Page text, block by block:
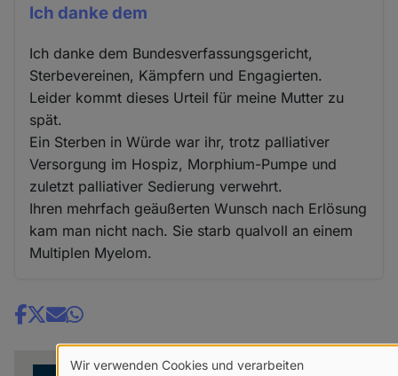
Ich danke dem
Ich danke dem Bundesverfassungsgericht,
Sterbevereinen, Kämpfern und Engagierten.
Leider kommt dieses Urteil für meine Mutter zu
spät.
Ein Sterben in Würde war ihr, trotz palliativer
Versorgung im Hospiz, Morphium-Pumpe und
zuletzt palliativer Sedierung verwehrt.
Ihren mehrfach geäußerten Wunsch nach Erlösung
kam man nicht nach. Sie starb qualvoll an einem
Multiplen Myelom.
Share
news
Wir verwenden Cookies und verarbeiten